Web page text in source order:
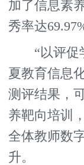
加了信息素
秀率达
“以评促学
夏教育信息
测评结果，
养靶向培训
全体教师数
升。